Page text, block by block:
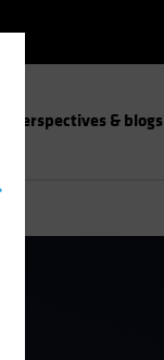
Perspectives & blogs